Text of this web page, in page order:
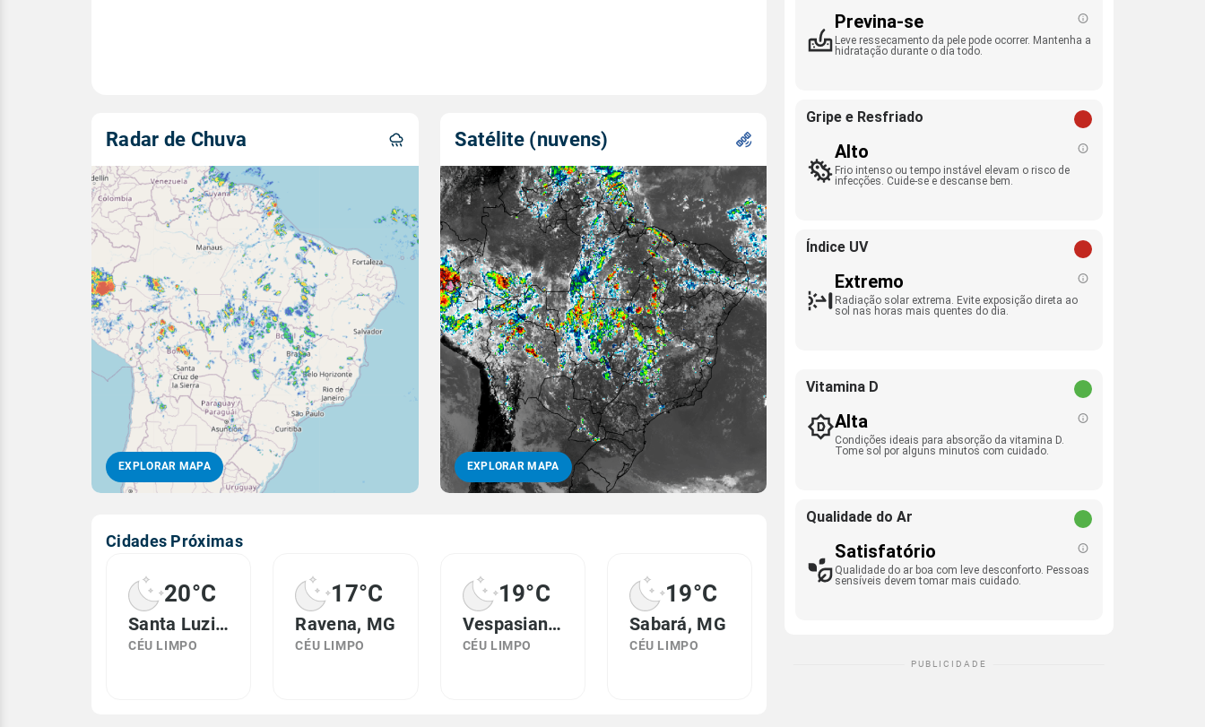
Radar de Chuva
EXPLORAR MAPA
Satélite (nuvens)
EXPLORAR MAPA
Cidades Próximas
20°C
Santa Luzia, MG
CÉU LIMPO
17°C
Ravena, MG
CÉU LIMPO
19°C
Vespasiano, MG
CÉU LIMPO
19°C
Sabará, MG
CÉU LIMPO
Previna-se
Leve ressecamento da pele pode ocorrer. Mantenha a
hidratação durante o dia todo.
Gripe e Resfriado
Alto
Frio intenso ou tempo instável elevam o risco de
infecções. Cuide-se e descanse bem.
Índice UV
Extremo
Radiação solar extrema. Evite exposição direta ao
sol nas horas mais quentes do dia.
Vitamina D
Alta
Condições ideais para absorção da vitamina D.
Tome sol por alguns minutos com cuidado.
Qualidade do Ar
Satisfatório
Qualidade do ar boa com leve desconforto. Pessoas
sensíveis devem tomar mais cuidado.